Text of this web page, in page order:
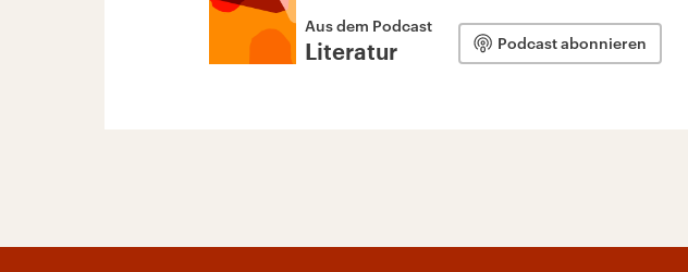
Aus dem Podcast
Literatur Podcast abonnieren